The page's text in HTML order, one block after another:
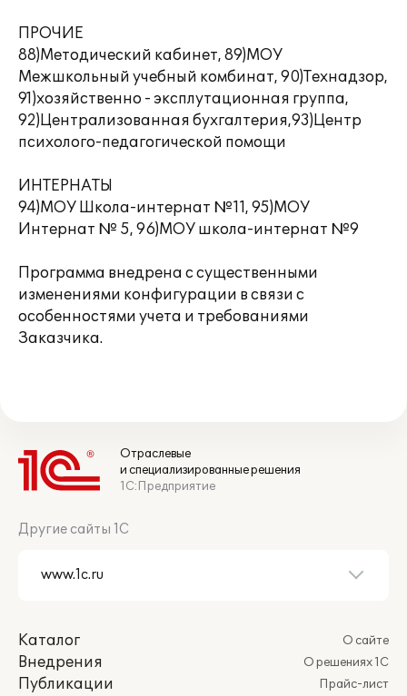
ПРОЧИЕ
88)Методический кабинет, 89)МОУ
Межшкольный учебный комбинат, 90)Технадзор,
91)хозяйственно - эксплутационная группа,
92)Централизованная бухгалтерия,93)Центр
психолого-педагогической помощи
ИНТЕРНАТЫ
94)МОУ Школа-интернат №11, 95)МОУ
Интернат № 5, 96)МОУ школа-интернат №9
Программа внедрена с существенными
изменениями конфигурации в связи с
особенностями учета и требованиями
Заказчика.
Отраслевые
и специализированные решения
1С:Предприятие
Другие сайты 1С
Каталог
Внедрения
Публикации
О сайте
О решениях 1С
Прайс-лист